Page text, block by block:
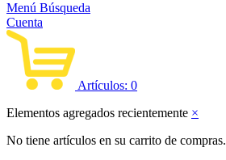
Menú Búsqueda
Cuenta
Artículos: 0
Elementos agregados recientemente ×
No tiene artículos en su carrito de compras.